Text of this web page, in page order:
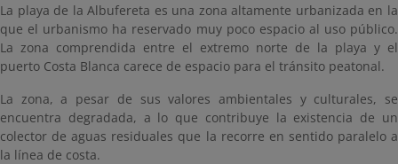
La playa de la Albufereta es una zona altamente urbanizada en la
que el urbanismo ha reservado muy poco espacio al uso público.
La zona comprendida entre el extremo norte de la playa y el
puerto Costa Blanca carece de espacio para el tránsito peatonal.
La zona, a pesar de sus valores ambientales y culturales, se
encuentra degradada, a lo que contribuye la existencia de un
colector de aguas residuales que la recorre en sentido paralelo a
la línea de costa.